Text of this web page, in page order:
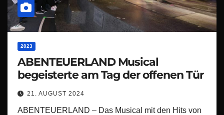
2023
ABENTEUERLAND Musical
begeisterte am Tag der offenen Tür
21. AUGUST 2024
ABENTEUERLAND – Das Musical mit den Hits von